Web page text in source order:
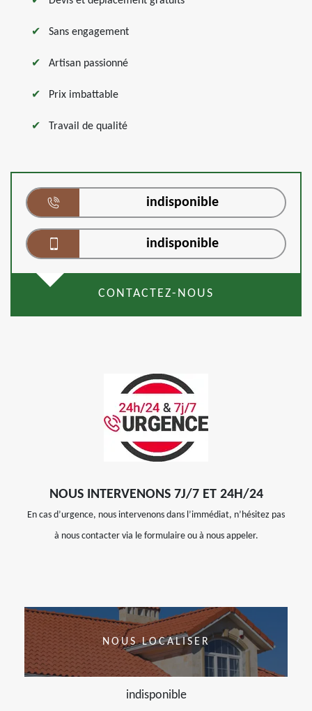
Sans engagement
Artisan passionné
Prix imbattable
Travail de qualité
indisponible
indisponible
CONTACTEZ-NOUS
NOUS INTERVENONS 7J/7 ET 24H/24
En cas d’urgence, nous intervenons dans l’immédiat, n’hésitez pas
à nous contacter via le formulaire ou à nous appeler.
NOUS LOCALISER
indisponible